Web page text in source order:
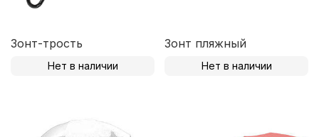
Зонт-трость
Нет в наличии
Зонт пляжный
Нет в наличии